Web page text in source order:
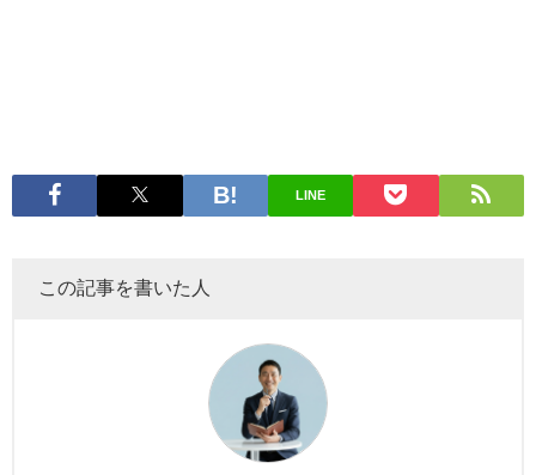
LINE
この記事を書いた人